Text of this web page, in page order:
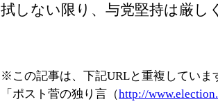
拭しない限り、与党堅持は厳し
※この記事は、下記URLと重複していま
「ポスト菅の独り言（http://www.elec